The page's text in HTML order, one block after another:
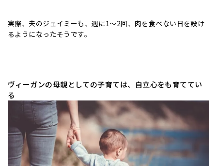
実際、夫のジェイミーも、週に1～2回、肉を食べない日を設け
るようになったそうです。
ヴィーガンの母親としての子育ては、自立心をも育ててい
る